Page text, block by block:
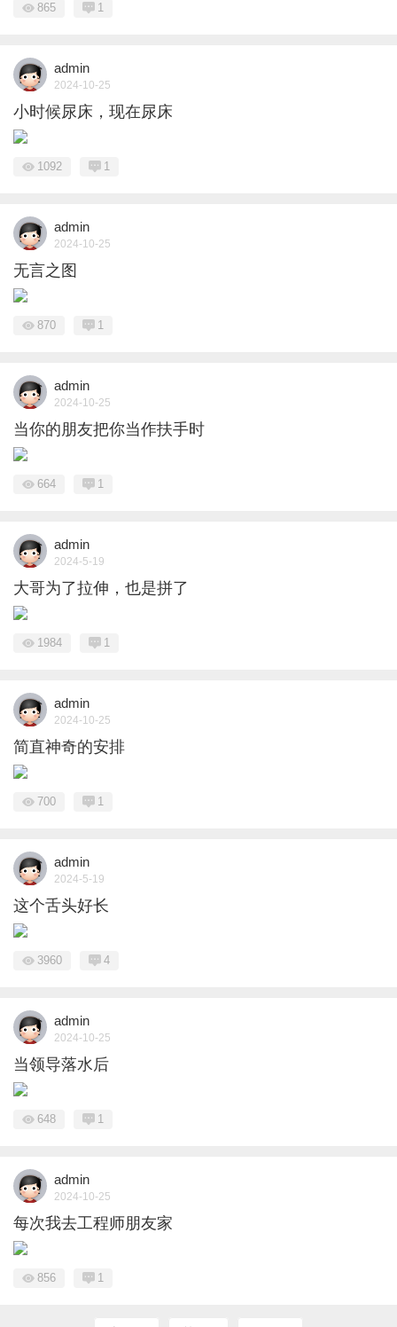
865 1
admin
2024-10-25
小时候尿床，现在尿床
1092 1
admin
2024-10-25
无言之图
870 1
admin
2024-10-25
当你的朋友把你当作扶手时
664 1
admin
2024-5-19
大哥为了拉伸，也是拼了
1984 1
admin
2024-10-25
简直神奇的安排
700 1
admin
2024-5-19
这个舌头好长
3960 4
admin
2024-10-25
当领导落水后
648 1
admin
2024-10-25
每次我去工程师朋友家
856 1